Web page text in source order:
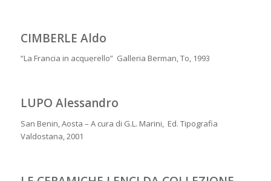
CIMBERLE Aldo
“La Francia in acquerello” Galleria Berman, To, 1993
LUPO Alessandro
San Benin, Aosta – A cura di G.L. Marini, Ed. Tipografia
Valdostana, 2001